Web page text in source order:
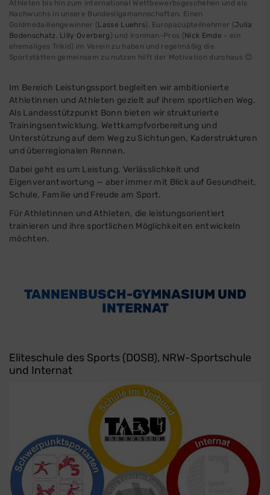
Athleten bis hin zum international Wettbewerbsgeschehen und als
Nachwuchs in unsere Bundesligamannschaften. Einen
Goldmedaillengewinner (Lasse Luehrs), Europacupteilnehmer (Julia
Bodenschatz
Lilly Overberg ) und Ironman-Pros (Nick Emde - ein
ehemaliges Trikid) im Verein zu haben und regelmäßig die
Sportstätten gemeinsam zu nutzen hilft der Motivation durchaus 😊
Im Bereich Leistungssport begleiten wir ambitionierte
Athletinnen und Athleten gezielt auf ihrem sportlichen Weg.
Als Landesstützpunkt Bonn bieten wir strukturierte
Trainingsentwicklung, Wettkampfvorbereitung und
Unterstützung auf dem Weg zu Sichtungen, Kaderstrukturen
und überregionalen Rennen.
Dabei geht es um Leistung, Verlässlichkeit und
Eigenverantwortung — aber immer mit Blick auf Gesundheit,
Schule, Familie und Freude am Sport.
Für Athletinnen und Athleten, die leistungsorientiert
trainieren und ihre sportlichen Möglichkeiten entwickeln
möchten.
TANNENBUSCH-GYMNASIUM UND
INTERNAT
Eliteschule des Sports (DOSB), NRW-Sportschule
und Internat